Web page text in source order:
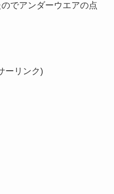
でアンダーウエアの点
ーリンク)